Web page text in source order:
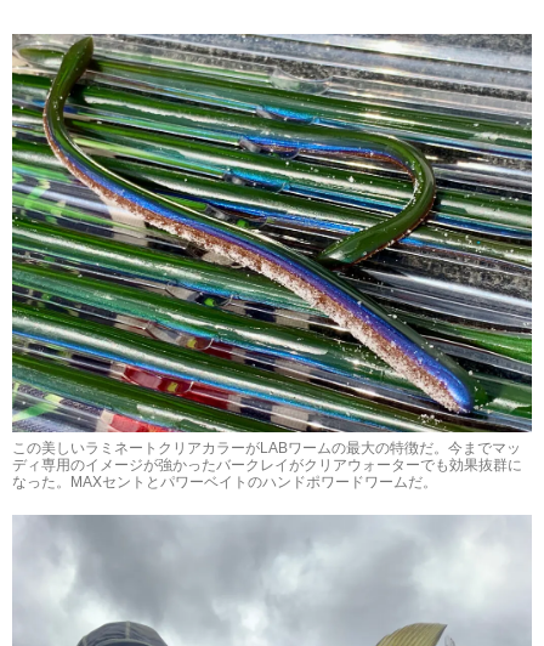
この美しいラミネートクリアカラーがLABワームの最大の特徴だ。今までマッ
ディ専用のイメージが強かったバークレイがクリアウォーターでも効果抜群に
なった。MAXセントとパワーベイトのハンドポワードワームだ。